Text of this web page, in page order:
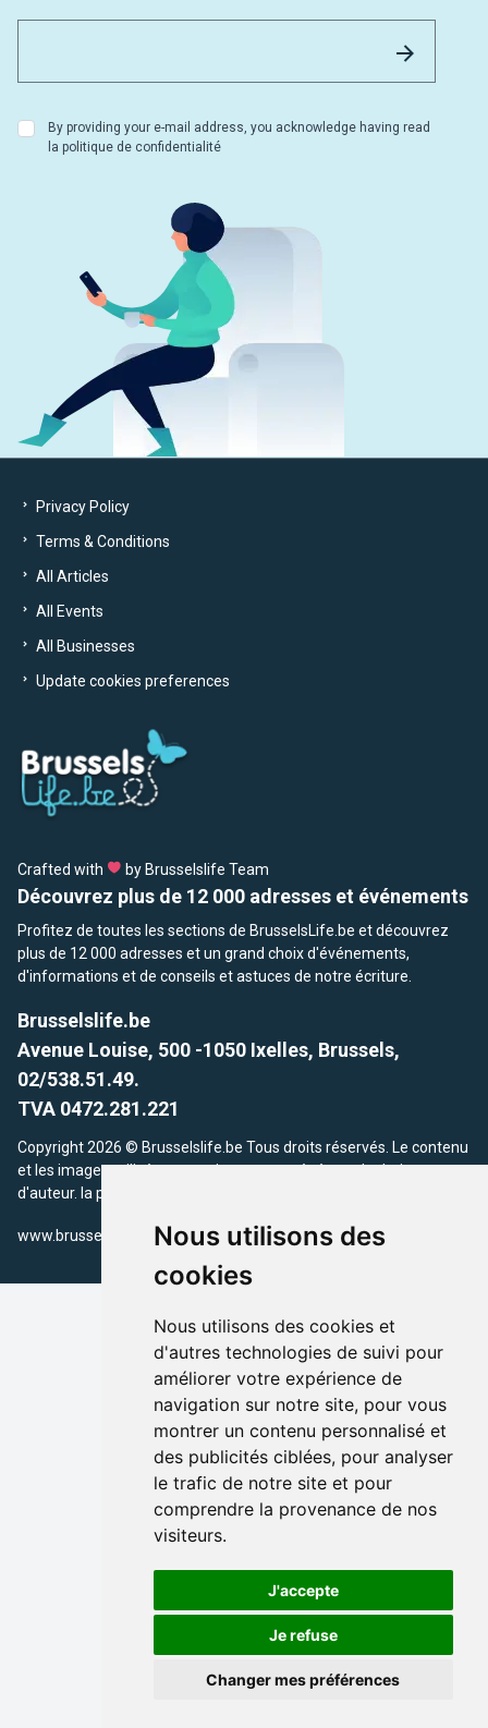
Nous utilisons des
cookies
Nous utilisons des cookies et
d'autres technologies de suivi pour
améliorer votre expérience de
navigation sur notre site, pour vous
montrer un contenu personnalisé et
des publicités ciblées, pour analyser
le trafic de notre site et pour
comprendre la provenance de nos
visiteurs.
J'accepte
Je refuse
Changer mes préférences
By providing your e-mail address, you acknowledge having read
la politique de confidentialité
Privacy Policy
Terms & Conditions
All Articles
All Events
All Businesses
Update cookies preferences
Crafted with by Brusselslife Team
Découvrez plus de 12 000 adresses et événements
Profitez de toutes les sections de BrusselsLife.be et découvrez
plus de 12 000 adresses et un grand choix d'événements,
d'informations et de conseils et astuces de notre écriture.
Brusselslife.be
Avenue Louise, 500 -1050 Ixelles, Brussels,
02/538.51.49.
TVA 0472.281.221
Copyright 2026 © Brusselslife.be Tous droits réservés. Le contenu
et les images utilisés sur ce site sont protégés par le droit
d'auteur. la propriétaires respectifs.
www.brusselsLife.be/ info@brusselslife.be